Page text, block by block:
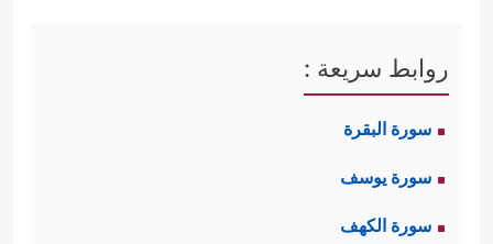
روابط سريعة :
سورة البقرة
سورة يوسف
سورة الكهف